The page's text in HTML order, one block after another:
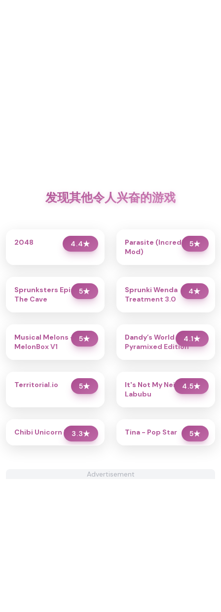
发现其他令人兴奋的游戏
4.4★
2048 5★
Parasite (Incredibox
Mod)
5★
Sprunksters Episode 2:
The Cave
4★
Sprunki Wenda
Treatment 3.0
5★
Musical Melons –
MelonBox V1
4.1★
Dandy’s World
Pyramixed Edition
5★
Territorial.io 4.5★
It's Not My Neighbor:
Labubu
3.3★
Chibi Unicorn Dress Up 5★
Tina - Pop Star
Advertisement